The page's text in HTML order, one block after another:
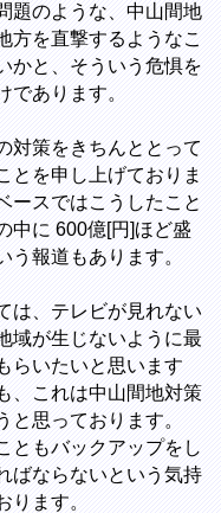
題のような、中山間地
方を直撃するようなこ
かと、そういう危惧を
であります。
対策をきちんととって
とを申し上げておりま
ースではこうしたこと
中に 600億[円]ほど盛
う報道もあります。
は、テレビが見れない
域が生じないように最
らいたいと思います
、これは中山間地対策
と思っております。
ともバックアップをし
ばならないという気持
ります。